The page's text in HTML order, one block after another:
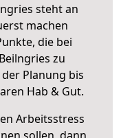
steht an
machen
die bei
zu
Planung bis
Hab & Gut.
Arbeitsstress